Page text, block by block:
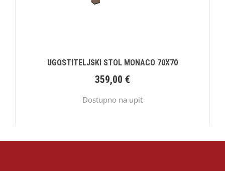
UGOSTITELJSKI STOL MONACO 70X70
359,00 €
Dostupno na upit